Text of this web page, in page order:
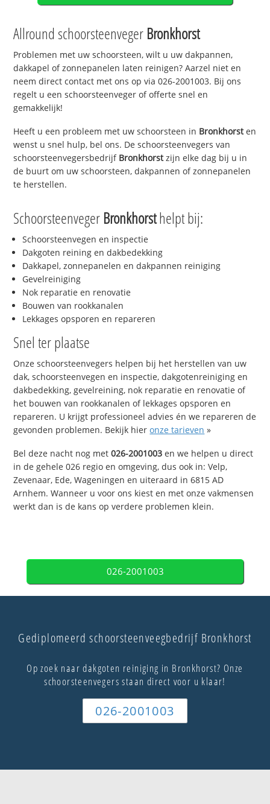
Allround schoorsteenveger Bronkhorst
Problemen met uw schoorsteen, wilt u uw dakpannen,
dakkapel of zonnepanelen laten reinigen? Aarzel niet en
neem direct contact met ons op via 026-2001003. Bij ons
regelt u een schoorsteenveger of offerte snel en
gemakkelijk!
Heeft u een probleem met uw schoorsteen in Bronkhorsten
wenst u snel hulp, bel ons. De schoorsteenvegers van
schoorsteenvegersbedrijf Bronkhorstzijn elke dag bij u in
de buurt om uw schoorsteen, dakpannen of zonnepanelen
te herstellen.
Schoorsteenveger Bronkhorsthelpt bij:
Schoorsteenvegen en inspectie
Dakgoten reining en dakbedekking
Dakkapel, zonnepanelen en dakpannen reiniging
Gevelreiniging
Nok reparatie en renovatie
Bouwen van rookkanalen
Lekkages opsporen en repareren
Snel ter plaatse
Onze schoorsteenvegers helpen bij het herstellen van uw
dak, schoorsteenvegen en inspectie, dakgotenreiniging en
dakbedekking, gevelreining, nok reparatie en renovatie of
het bouwen van rookkanalen of lekkages opsporen en
repareren. U krijgt professioneel advies én we repareren de
gevonden problemen. Bekijk hieronze tarieven »
Bel deze nacht nog met026-2001003 en we helpen u direct
in de gehele 026 regio en omgeving, dus ook in: Velp,
Zevenaar, Ede, Wageningen en uiteraard in 6815 AD
Arnhem. Wanneer u voor ons kiest en met onze vakmensen
werkt dan is de kans op verdere problemen klein.
026-2001003
Gediplomeerd schoorsteenveegbedrijf Bronkhorst
Op zoek naar dakgoten reiniging in Bronkhorst? Onze
schoorsteenvegers staan direct voor u klaar!
026-2001003